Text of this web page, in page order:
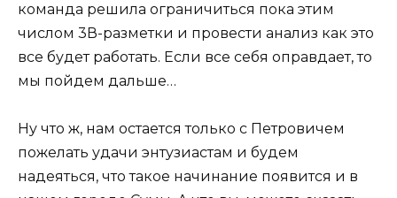
команда решила ограничиться пока этим
числом 3В-разметки и провести анализ как это
все будет работать. Если все себя оправдает, то
мы пойдем дальше…
Ну что ж, нам остается только с Петровичем
пожелать удачи энтузиастам и будем
надеяться, что такое начинание появится и в